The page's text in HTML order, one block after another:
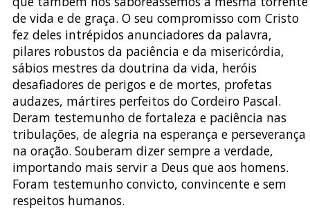
de vida e de graça. O seu compromisso com Cristo
fez deles intrépidos anunciadores da palavra,
pilares robustos da paciência e da misericórdia,
sábios mestres da doutrina da vida, heróis
desafiadores de perigos e de mortes, profetas
audazes, mártires perfeitos do Cordeiro Pascal.
Deram testemunho de fortaleza e paciência nas
tribulações, de alegria na esperança e perseverança
na oração. Souberam dizer sempre a verdade,
importando mais servir a Deus que aos homens.
Foram testemunho convicto, convincente e sem
respeitos humanos.